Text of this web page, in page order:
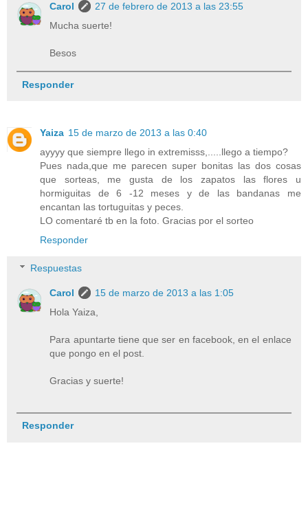
Carol
27 de febrero de 2013 a las 23:55
Mucha suerte!
Besos
Responder
Yaiza 15 de marzo de 2013 a las 0:40
ayyyy que siempre llego in extremisss,.....llego a tiempo?
Pues nada,que me parecen super bonitas las dos cosas
que sorteas, me gusta de los zapatos las flores u
hormiguitas de 6 -12 meses y de las bandanas me
encantan las tortuguitas y peces.
LO comentaré tb en la foto. Gracias por el sorteo
Responder
Respuestas
Carol
15 de marzo de 2013 a las 1:05
Hola Yaiza,
Para apuntarte tiene que ser en facebook, en el enlace
que pongo en el post.
Gracias y suerte!
Responder